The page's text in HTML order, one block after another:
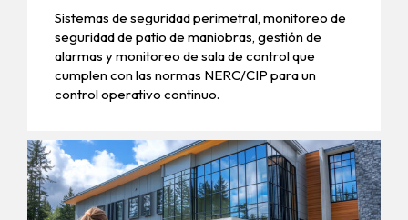
Sistemas de seguridad perimetral, monitoreo de
seguridad de patio de maniobras, gestión de
alarmas y monitoreo de sala de control que
cumplen con las normas NERC/CIP para un
control operativo continuo.